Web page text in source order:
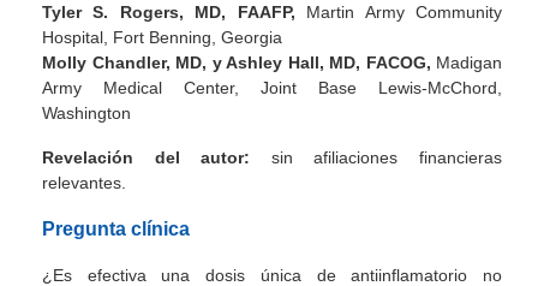
Tyler S. Rogers, MD, FAAFP, Martin Army Community
Hospital, Fort Benning, Georgia
Molly Chandler, MD, y Ashley Hall, MD, FACOG, Madigan
Army Medical Center, Joint Base Lewis-McChord,
Washington
Revelación del autor: sin afiliaciones financieras
relevantes.
Pregunta clínica
¿Es efectiva una dosis única de antiinflamatorio no